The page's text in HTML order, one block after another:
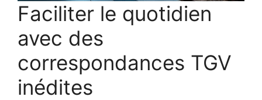
Faciliter le quotidien
avec des
correspondances TGV
inédites